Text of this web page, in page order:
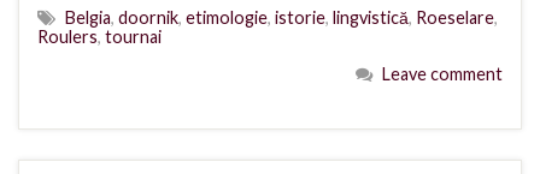
Belgia, doornik, etimologie, istorie, lingvistică, Roeselare,
Roulers, tournai
Leave comment